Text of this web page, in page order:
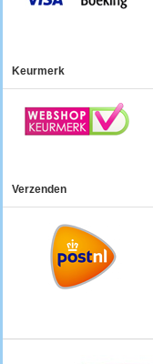
Keurmerk
Verzenden